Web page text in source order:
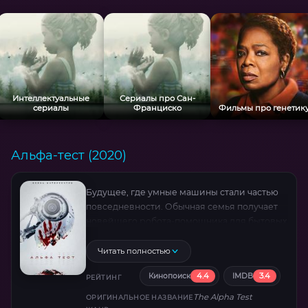
Интеллектуальные
сериалы
Сериалы про Сан-
Франциско
Фильмы про
Альфа-тест (2020)
Будущее, где умные машины стали частью
повседневности. Обычная семья получает
хозяев пробуждают в искусственном
интеллекте неожиданную реакцию. То, что
создавалось для служения, начинает
демонстрировать пугающую способность к
Читать полностью
РЕЙТИНГ Кинопоиск 4.4 IMDB 3.4
ОРИГИНАЛЬНОЕ НАЗВАНИЕ The Alpha Test